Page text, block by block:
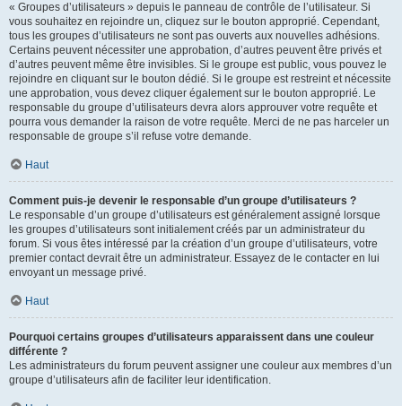
« Groupes d’utilisateurs » depuis le panneau de contrôle de l’utilisateur. Si
vous souhaitez en rejoindre un, cliquez sur le bouton approprié. Cependant,
tous les groupes d’utilisateurs ne sont pas ouverts aux nouvelles adhésions.
Certains peuvent nécessiter une approbation, d’autres peuvent être privés et
d’autres peuvent même être invisibles. Si le groupe est public, vous pouvez le
rejoindre en cliquant sur le bouton dédié. Si le groupe est restreint et nécessite
une approbation, vous devez cliquer également sur le bouton approprié. Le
responsable du groupe d’utilisateurs devra alors approuver votre requête et
pourra vous demander la raison de votre requête. Merci de ne pas harceler un
responsable de groupe s’il refuse votre demande.
Haut
Comment puis-je devenir le responsable d’un groupe d’utilisateurs ?
Le responsable d’un groupe d’utilisateurs est généralement assigné lorsque
les groupes d’utilisateurs sont initialement créés par un administrateur du
forum. Si vous êtes intéressé par la création d’un groupe d’utilisateurs, votre
premier contact devrait être un administrateur. Essayez de le contacter en lui
envoyant un message privé.
Haut
Pourquoi certains groupes d’utilisateurs apparaissent dans une couleur
différente ?
Les administrateurs du forum peuvent assigner une couleur aux membres d’un
groupe d’utilisateurs afin de faciliter leur identification.